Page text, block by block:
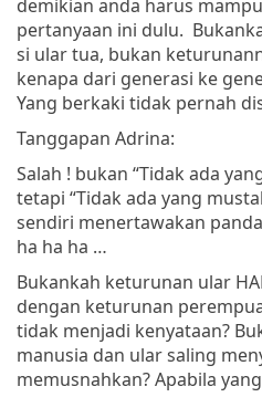
demikian anda harus
pertanyaan ini dulu.
si ular tua, bukan
kenapa dari generasi ke
Yang berkaki tidak pernah
Tanggapan Adrina:
Salah ! bukan “Tidak ada
tetapi “Tidak ada yang
sendiri menertawakan
ha ha ha …
Bukankah keturunan ular
dengan keturunan
tidak menjadi kenyataan?
manusia dan ular saling
memusnahkan? Apabila